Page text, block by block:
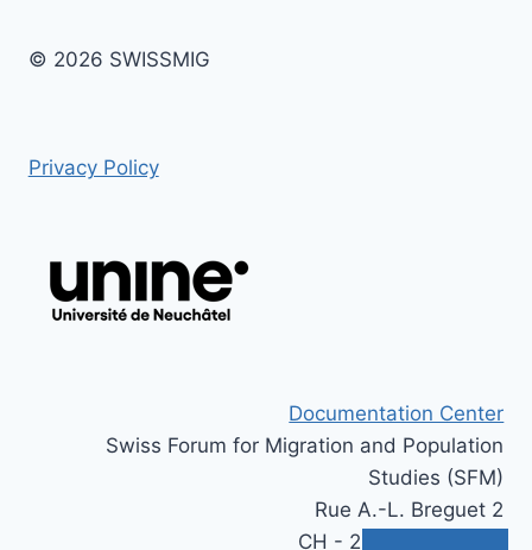
© 2026 SWISSMIG
Privacy Policy
Documentation Center
Swiss Forum for Migration and Population
Studies (SFM)
Rue A.-L. Breguet 2
CH - 2000 Neuchâtel